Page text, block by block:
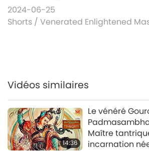
2024-06-25
Shorts / Venerated Enlightened
Vidéos similaires
14:36
Le vénéré
Maître
incarnation